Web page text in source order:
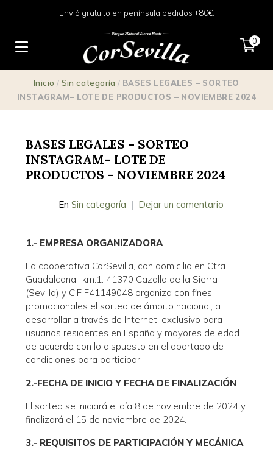
Envió gratuito en península pedidos +80€.
0
Inicio / Sin categoría / BASES LEGALES – SORTEO
INSTAGRAM– LOTE DE PRODUCTOS – NOVIEMBRE 2024
BASES LEGALES – SORTEO
INSTAGRAM– LOTE DE
PRODUCTOS – NOVIEMBRE 2024
En Sin categoría Dejar un comentario
1.- EMPRESA ORGANIZADORA
La cooperativa CorSevilla, con domicilio en Ctra.
Guadalcanal, km.1. 41370 Cazalla de la Sierra
(Sevilla) y CIF F41149048 organiza con fines
promocionales el sorteo de ámbito nacional, a
desarrollar a través de Internet, exclusivo para
usuarios residentes en España y mayores de edad
de acuerdo con lo dispuesto en el apartado de
condiciones para participar.
2.-FECHA DE INICIO Y FECHA DE FINALIZACIÓN
El sorteo se iniciará el día 8 de noviembre de 2024 y
finalizará el 15 de noviembre de 2024.
3.- REQUISITOS DE PARTICIPACIÓN Y MECÁNICA